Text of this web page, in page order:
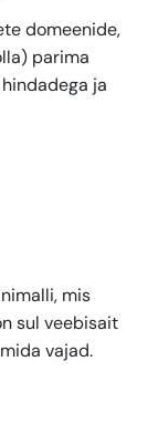
domeenide,
parima
ja
mis
sul veebisait
vajad.